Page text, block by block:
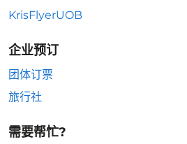
KrisFlyerUOB
企业预订
团体订票
旅行社
需要帮忙?